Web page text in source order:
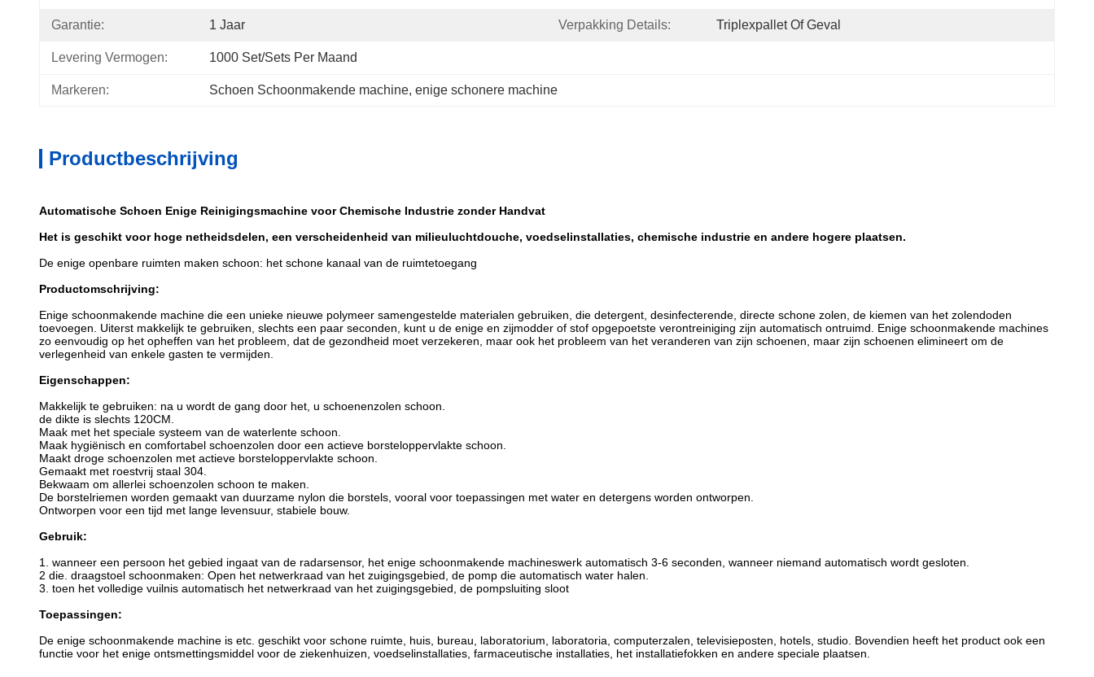
Garantie: 1 Jaar Verpakking Details: Triplexpallet Of Geval
Levering Vermogen: 1000 Set/Sets Per Maand
Markeren: Schoen Schoonmakende machine, enige schonere machine
Productbeschrijving
Automatische Schoen Enige Reinigingsmachine voor Chemische Industrie zonder Handvat
Het is geschikt voor hoge netheidsdelen, een verscheidenheid van milieuluchtdouche, voedselinstallaties, chemische industrie en andere hogere plaatsen.
De enige openbare ruimten maken schoon: het schone kanaal van de ruimtetoegang
Productomschrijving:
Enige schoonmakende machine die een unieke nieuwe polymeer samengestelde materialen gebruiken, die detergent, desinfecterende, directe schone zolen, de kiemen van het zolendoden
toevoegen. Uiterst makkelijk te gebruiken, slechts een paar seconden, kunt u de enige en zijmodder of stof opgepoetste verontreiniging zijn automatisch ontruimd. Enige schoonmakende machines
zo eenvoudig op het opheffen van het probleem, dat de gezondheid moet verzekeren, maar ook het probleem van het veranderen van zijn schoenen, maar zijn schoenen elimineert om de
verlegenheid van enkele gasten te vermijden.
Eigenschappen:
Makkelijk te gebruiken: na u wordt de gang door het, u schoenenzolen schoon.
de dikte is slechts 120CM.
Maak met het speciale systeem van de waterlente schoon.
Maak hygiënisch en comfortabel schoenzolen door een actieve borsteloppervlakte schoon.
Maakt droge schoenzolen met actieve borsteloppervlakte schoon.
Gemaakt met roestvrij staal 304.
Bekwaam om allerlei schoenzolen schoon te maken.
De borstelriemen worden gemaakt van duurzame nylon die borstels, vooral voor toepassingen met water en detergens worden ontworpen.
Ontworpen voor een tijd met lange levensuur, stabiele bouw.
Gebruik:
1
wanneer een persoon het gebied ingaat van de radarsensor, het enige schoonmakende machineswerk automatisch 3-6 seconden, wanneer niemand automatisch wordt gesloten.
2 die draagstoel schoonmaken: Open het netwerkraad van het zuigingsgebied, de pomp die automatisch water halen.
3 toen het volledige vuilnis automatisch het netwerkraad van het zuigingsgebied, de pompsluiting sloot
Toepassingen:
De enige schoonmakende machine is etc. geschikt voor schone ruimte, huis, bureau, laboratorium, laboratoria, computerzalen, televisieposten, hotels, studio. Bovendien heeft het product ook een
functie voor het enige ontsmettingsmiddel voor de ziekenhuizen, voedselinstallaties, farmaceutische installaties, het installatiefokken en andere speciale plaatsen.